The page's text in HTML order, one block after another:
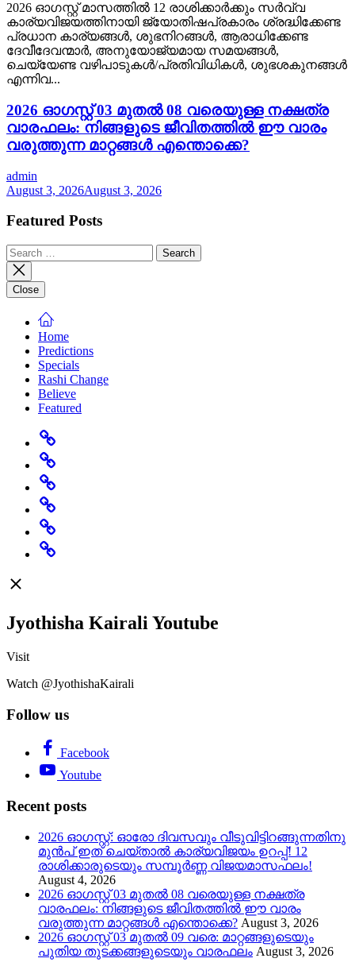
2026 ഓഗസ്റ്റ് മാസത്തിൽ 12 രാശിക്കാർക്കും സർവ്വ
കാര്യവിജയത്തിനായി ജ്യോതിഷപ്രകാരം ശ്രദ്ധിക്കേണ്ട
പ്രധാന കാര്യങ്ങൾ, ശുഭനിറങ്ങൾ, ആരാധിക്കേണ്ട
ദേവീദേവന്മാർ, അനുയോജ്യമായ സമയങ്ങൾ,
ചെയ്യേണ്ട വഴിപാടുകൾ/പ്രതിവിധികൾ, ശുഭശകുനങ്ങൾ
എന്നിവ...
2026 ഓഗസ്റ്റ് 03 മുതൽ 08 വരെയുള്ള നക്ഷത്ര
വാരഫലം: നിങ്ങളുടെ ജീവിതത്തിൽ ഈ വാരം
വരുത്തുന്ന മാറ്റങ്ങൾ എന്തൊക്കെ?
admin
August 3, 2026August 3, 2026
Featured Posts
Search
for:
Close
Home
Predictions
Specials
Rashi Change
Believe
Featured
Home
Predictions
Specials
Rashi
Change
Believe
Featured
Jyothisha Kairali Youtube
Visit
Watch @JyothishaKairali
Follow us
Facebook
Youtube
Recent posts
2026 ഓഗസ്റ്റ്: ഓരോ ദിവസവും വീടുവിട്ടിറങ്ങുന്നതിനു
മുൻപ് ഇത് ചെയ്താൽ കാര്യവിജയം ഉറപ്പ്! 12
രാശിക്കാരുടെയും സമ്പൂർണ്ണ വിജയമാസഫലം!
August 4, 2026
2026 ഓഗസ്റ്റ് 03 മുതൽ 08 വരെയുള്ള നക്ഷത്ര
വാരഫലം: നിങ്ങളുടെ ജീവിതത്തിൽ ഈ വാരം
വരുത്തുന്ന മാറ്റങ്ങൾ എന്തൊക്കെ? August 3, 2026
2026 ഓഗസ്റ്റ് 03 മുതൽ 09 വരെ: മാറ്റങ്ങളുടെയും
പുതിയ തുടക്കങ്ങളുടെയും വാരഫലം August 3, 2026